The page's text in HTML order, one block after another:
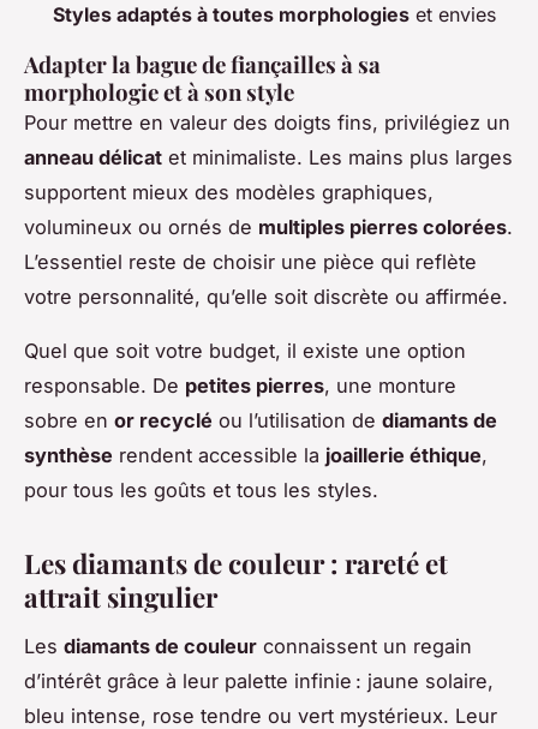
Styles adaptés à toutes morphologies et envies
Adapter la bague de fiançailles à sa
morphologie et à son style
Pour mettre en valeur des doigts fins, privilégiez un
anneau délicat et minimaliste. Les mains plus larges
supportent mieux des modèles graphiques,
volumineux ou ornés de multiples pierres colorées.
L’essentiel reste de choisir une pièce qui reflète
votre personnalité, qu’elle soit discrète ou affirmée.
Quel que soit votre budget, il existe une option
responsable. De petites pierres, une monture
sobre en or recyclé ou l’utilisation de diamants de
synthèse rendent accessible la joaillerie éthique,
pour tous les goûts et tous les styles.
Les diamants de couleur : rareté et
attrait singulier
Les diamants de couleur connaissent un regain
d’intérêt grâce à leur palette infinie : jaune solaire,
bleu intense, rose tendre ou vert mystérieux. Leur